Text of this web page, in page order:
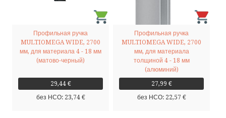
Профильная ручка
MULTIOMEGA WIDE, 2700
мм, для материала 4 - 18 мм
(матово-черный)
29,44 €
без НСО: 23,74 €
Профильная ручка
MULTIOMEGA WIDE, 2700
мм, для материала
толщиной 4 - 18 мм
(алюминий)
27,99 €
без НСО: 22,57 €